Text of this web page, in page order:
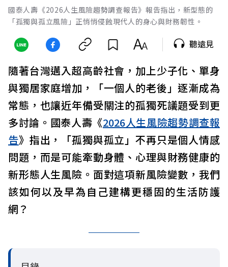
國泰人壽《2026人生風險趨勢調查報告》報告指出，新型態的
「孤獨與孤立風險」正悄悄侵蝕現代人的身心與財務韌性。
聽遠見
隨著台灣邁入超高齡社會，加上少子化、單身
與獨居家庭增加，「一個人的老後」逐漸成為
常態，也讓近年備受關注的孤獨死議題受到更
多討論。國泰人壽《2026人生風險趨勢調查報
告》指出，「孤獨與孤立」不再只是個人情感
問題，而是可能牽動身體、心理與財務健康的
新形態人生風險。面對這項新風險變數，我們
該如何以及早為自己建構更穩固的生活防護
網？